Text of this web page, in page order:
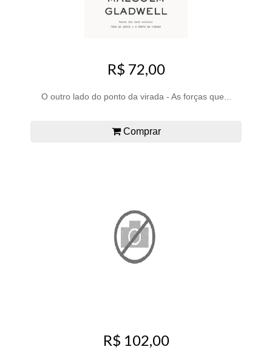
R$ 72,00
O outro lado do ponto da virada - As forças que...
Comprar
R$ 102,00